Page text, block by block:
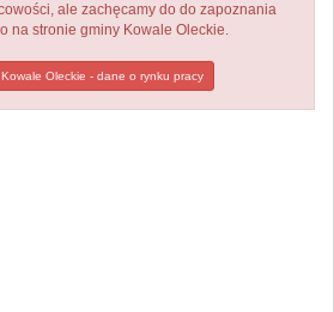
ale zachęcamy do do zapoznania
na stronie gminy Kowale Oleckie.
Oleckie - dane o rynku pracy